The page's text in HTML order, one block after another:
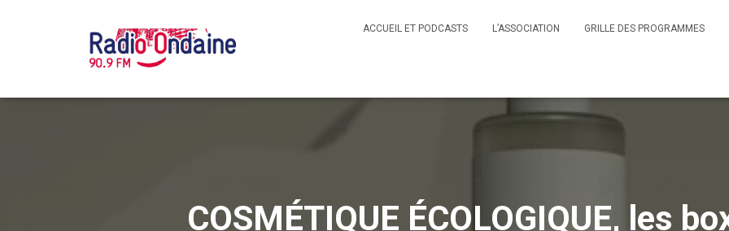
ACCUEIL ET PODCASTS L’ASSOCIATION GRILLE DES PROGRAMMES
COSMÉTIQUE ÉCOLOGIQUE, les